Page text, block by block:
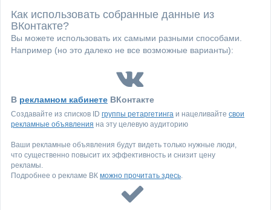
Как использовать собранные данные из
ВКонтакте?
Вы можете использовать их самыми разными способами.
Например (но это далеко не все возможные варианты):
В рекламном кабинете ВКонтакте
Создавайте из списков ID группы ретаргетинга и нацеливайте свои
рекламные объявления на эту целевую аудиторию
Ваши рекламные объявления будут видеть только нужные люди,
что существенно повысит их эффективность и снизит цену
рекламы.
Подробнее о рекламе ВК можно прочитать здесь.